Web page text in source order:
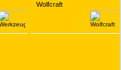
Wolfcraft